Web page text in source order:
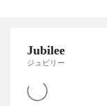
Jubilee
ジュビリー